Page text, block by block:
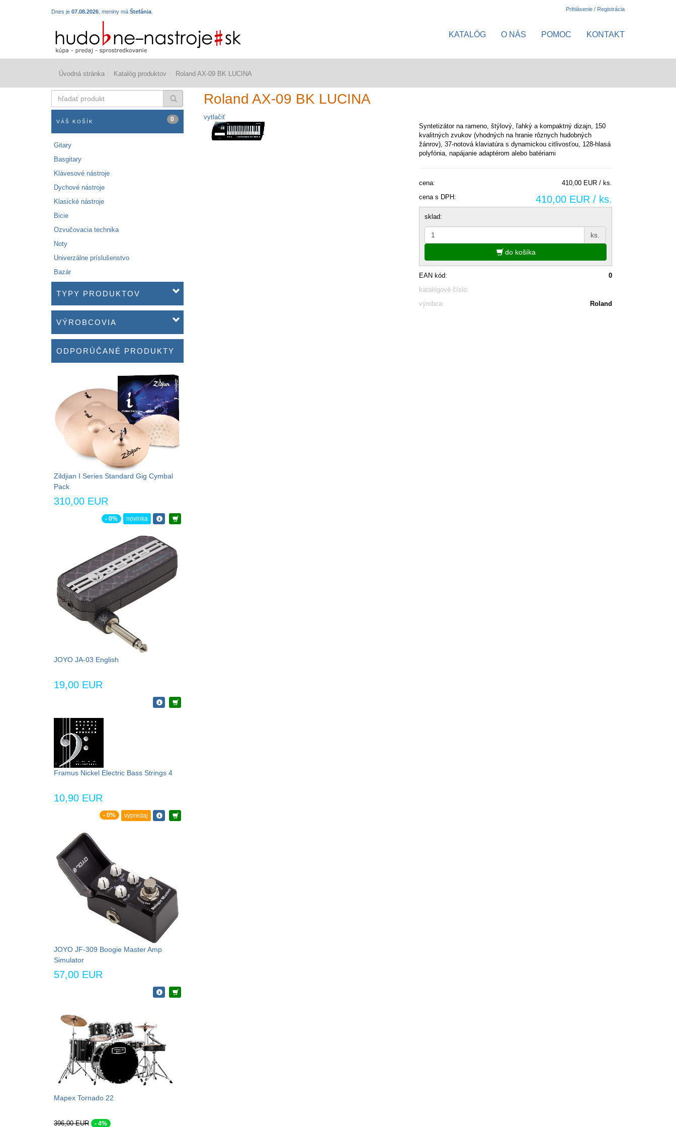
Dnes je 07.08.2026 , meniny má Štefánia Prihlásenie / Registrácia
KATALÓG O NÁS POMOC KONTAKT
Úvodná stránka Katalóg produktov Roland AX-09 BK LUCINA
produkt
VÁŠ KOŠÍK 0
Gitary
Basgitary
Klávesové nástroje
Dychové nástroje
Klasické nástroje
Bicie
Ozvučovacia technika
Noty
Univerzálne príslušenstvo
Bazár
TYPY PRODUKTOV
VÝROBCOVIA
ODPORÚČANÉ PRODUKTY
Zildjian I Series Standard Gig Cymbal
Pack
310,00 EUR
- 0% novinka
JOYO JA-03 English
19,00 EUR
Framus Nickel Electric Bass Strings 4
10,90 EUR
- 0% výpredaj
JOYO JF-309 Boogie Master Amp
Simulator
57,00 EUR
Mapex Tornado 22
396,00 EUR - 4%
Roland AX-09 BK LUCINA
vytlačiť
Syntetizátor na rameno, štýlový, ľahký a kompaktný dizajn, 150
kvalitných zvukov (vhodných na hranie rôznych hudobných
žánrov), 37-notová klaviatúra s dynamickou citlivosťou, 128-hlasá
polyfónia, napájanie adaptérom alebo batériami
cena:
410,00 EUR / ks.
cena s DPH:
410,00 EUR / ks.
sklad:
ks.
do košíka
EAN kód:
0
katalógové číslo:
výrobca:
Roland